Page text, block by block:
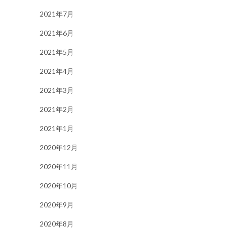
2021年7月
2021年6月
2021年5月
2021年4月
2021年3月
2021年2月
2021年1月
2020年12月
2020年11月
2020年10月
2020年9月
2020年8月